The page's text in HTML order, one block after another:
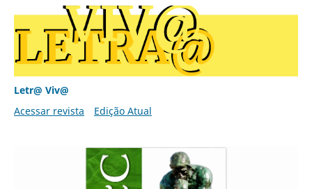
Letr@ Viv@
Acessar revista
Edição Atual